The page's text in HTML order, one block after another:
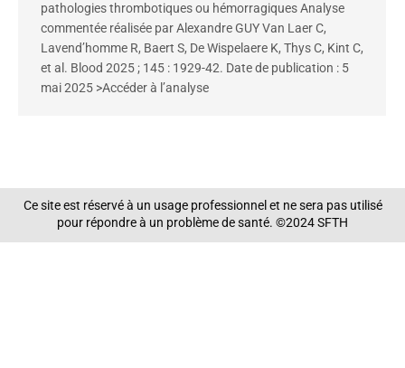
pathologies thrombotiques ou hémorragiques Analyse
commentée réalisée par Alexandre GUY Van Laer C,
Lavend’homme R, Baert S, De Wispelaere K, Thys C, Kint C,
et al. Blood 2025 ; 145 : 1929-42. Date de publication : 5
mai 2025 >Accéder à l’analyse
Ce site est réservé à un usage professionnel et ne sera pas utilisé
pour répondre à un problème de santé. ©2024 SFTH